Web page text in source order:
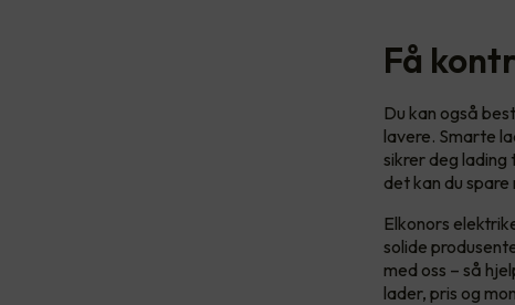
Få
Du kan også
lavere. Smarte
sikrer deg
det kan du spare
Elkonors
solide
med oss – så
lader, pris og